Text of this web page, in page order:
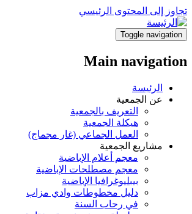
تجاوز إلى المحتوى الرئيسي
Toggle navigation
Main navigation
الرئيسة
عن الجمعية
التعريف بالجمعية
هيكلة الجمعية
العمل الجماعي (غار مجماج)
مشاريع الجمعية
معجم أعلام الإباضية
معجم مصطلحات الإباضية
بيبليوغرافيا الإباضية
دليل مخطوطات وادي مزاب
في رحاب السنة